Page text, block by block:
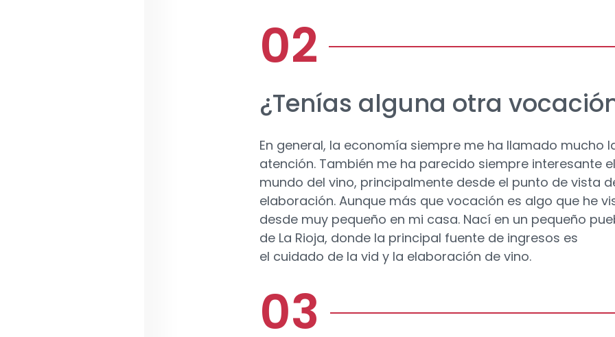
¿Tenías alguna otra
En general, la economía siempre me ha llamado mucho
atención. También me ha parecido siempre interesante el
mundo del vino, principalmente desde el punto de vista
elaboración. Aunque más que vocación es algo que he
desde muy pequeño en mi casa. Nací en un pequeño
de La Rioja, donde la principal fuente de ingresos es
el cuidado de la vid y la elaboración de vino.